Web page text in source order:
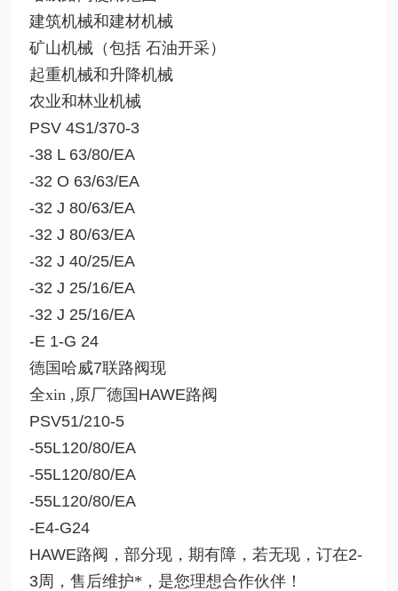
建筑机械和建材机械
矿山机械（包括 石油开采）
起重机械和升降机械
农业和林业机械
PSV 4S1/370-3
-38 L 63/80/EA
-32 O 63/63/EA
-32 J 80/63/EA
-32 J 80/63/EA
-32 J 40/25/EA
-32 J 25/16/EA
-32 J 25/16/EA
-E 1-G 24
德国哈威7联路阀现
全xin ,原厂德国 HAWE路阀
PSV51/210-5
-55L120/80/EA
-55L120/80/EA
-55L120/80/EA
-E4-G24
HAWE路阀，部分现，期有障，若无现，订在2-
3周，售后维护*，是您理想合作伙伴！